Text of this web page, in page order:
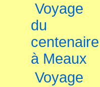
Voyage
du
centenaire
à Meaux
Voyage